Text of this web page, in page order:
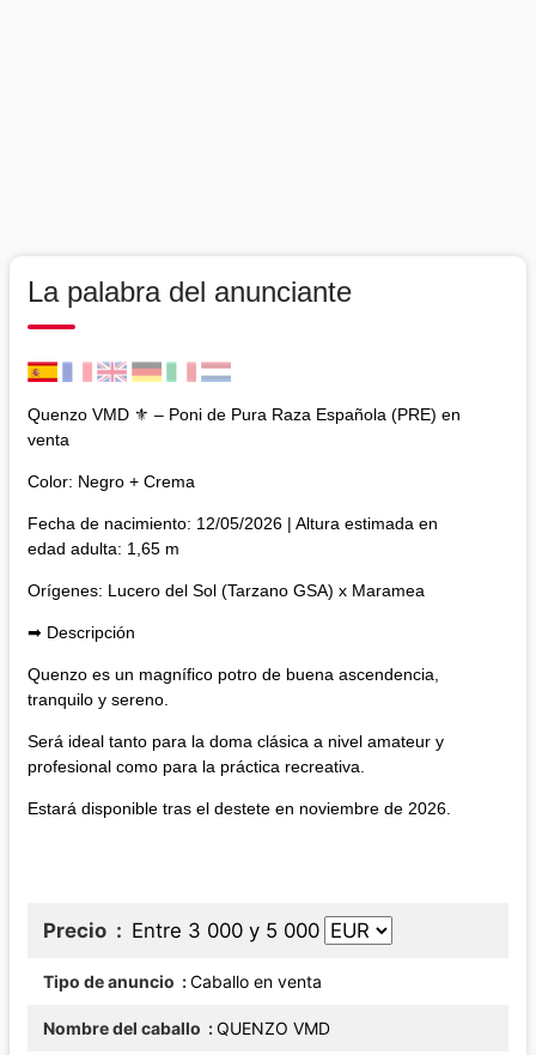
La palabra del anunciante
Quenzo VMD ⚜️ – Poni de Pura Raza Española (PRE) en
venta
Color: Negro + Crema
Fecha de nacimiento: 12/05/2026 | Altura estimada en
edad adulta: 1,65 m
Orígenes: Lucero del Sol (Tarzano GSA) x Maramea
➡ Descripción
Quenzo es un magnífico potro de buena ascendencia,
tranquilo y sereno.
Será ideal tanto para la doma clásica a nivel amateur y
profesional como para la práctica recreativa.
Estará disponible tras el destete en noviembre de 2026.
Precio Entre 3 000 y 5 000
Tipo de anuncio Caballo en venta
Nombre del caballo QUENZO VMD